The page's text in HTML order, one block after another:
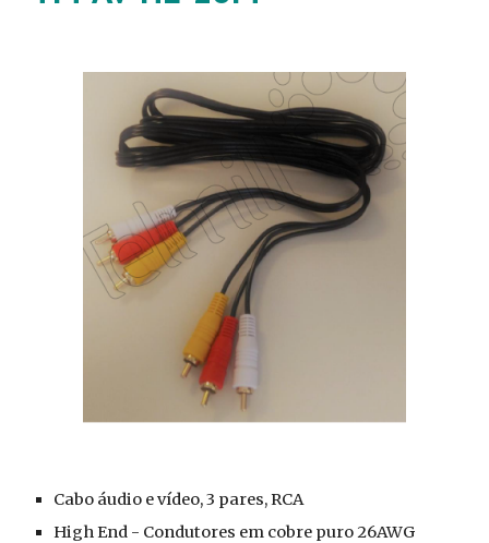
Cabo áudio e vídeo, 3 pares, RCA
High End - Condutores em cobre puro 26AWG